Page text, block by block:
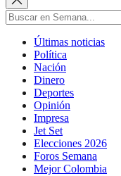
Últimas noticias
Política
Nación
Dinero
Deportes
Opinión
Impresa
Jet Set
Elecciones 2026
Foros Semana
Mejor Colombia